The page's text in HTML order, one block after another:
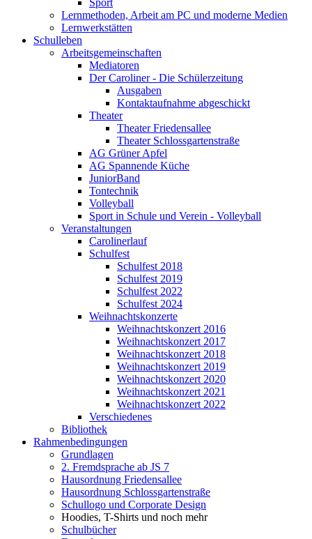
Lernmethoden, Arbeit am PC und moderne Medien
Lernwerkstätten
Schulleben
Arbeitsgemeinschaften
Mediatoren
Der Caroliner - Die Schülerzeitung
Ausgaben
Kontaktaufnahme abgeschickt
Theater
Theater Friedensallee
Theater Schlossgartenstraße
AG Grüner Apfel
AG Spannende Küche
JuniorBand
Tontechnik
Volleyball
Sport in Schule und Verein - Volleyball
Veranstaltungen
Carolinerlauf
Schulfest
Schulfest 2018
Schulfest 2019
Schulfest 2022
Schulfest 2024
Weihnachtskonzerte
Weihnachtskonzert 2016
Weihnachtskonzert 2017
Weihnachtskonzert 2018
Weihnachtskonzert 2019
Weihnachtskonzert 2020
Weihnachtskonzert 2021
Weihnachtskonzert 2022
Verschiedenes
Bibliothek
Rahmenbedingungen
Grundlagen
2. Fremdsprache ab JS 7
Hausordnung Friedensallee
Hausordnung Schlossgartenstraße
Schullogo und Corporate Design
Hoodies, T-Shirts und noch mehr
Schulbücher